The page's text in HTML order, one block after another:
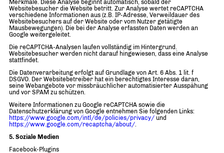
Merkmale. Diese Analyse beginnt automatisch, sobald der
Websitebesucher die Website betritt. Zur Analyse wertet reCAPTCHA
verschiedene Informationen aus (z.B. IP-Adresse, Verweildauer des
Websitebesuchers auf der Website oder vom Nutzer getätigte
Mausbewegungen). Die bei der Analyse erfassten Daten werden an
Google weitergeleitet.
Die reCAPTCHA-Analysen laufen vollständig im Hintergrund.
Websitebesucher werden nicht darauf hingewiesen, dass eine Analyse
stattfindet.
Die Datenverarbeitung erfolgt auf Grundlage von Art. 6 Abs. 1 lit. f
DSGVO. Der Websitebetreiber hat ein berechtigtes Interesse daran,
seine Webangebote vor missbräuchlicher automatisierter Ausspähung
und vor SPAM zu schützen.
Weitere Informationen zu Google reCAPTCHA sowie die
Datenschutzerklärung von Google entnehmen Sie folgenden Links:
https://www.google.com/intl/de/policies/privacy/ und
https://www.google.com/recaptcha/about/.
5. Soziale Medien
Facebook-Plugins